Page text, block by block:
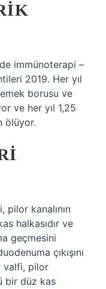
immünoterapi –
2019. Her yıl
borusu ve
ve her yıl 1,25
ölüyor.
kanalının
halkasıdır ve
geçmesini
çıkışını
valfi, pilor
bir düz kas